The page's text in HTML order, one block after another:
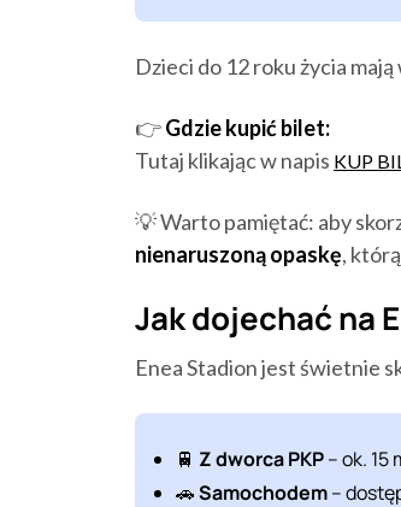
Dzieci do 12 roku życia mają
👉Gdzie kupić bilet:
Tutaj klikając w napis KUP
💡 Warto pamiętać: aby
nienaruszoną opaskę,
Jak dojechać na
Enea Stadion jest świetnie
🚆 Z dworca PKP– ok.
🚗Samochodem–